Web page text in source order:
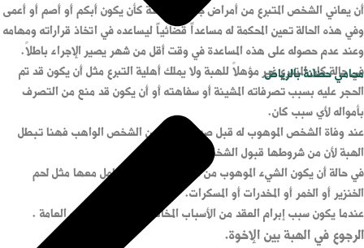
محامي حضانة بالرياض
أن يعاني الشخص المتبرع من أمراض جسدية مزمنة كأن يكون أبكم أو أصم أو أعمى
وفي هذه الحالة تعين المحكمة له مساعداً قضائياً ليساعده في اتخاذ قراراته ومهامه
وعند عدم حصوله على هذه المساعدة في وقت أقل من شهر يصير الإجراء باطلاً.
في حالة كان المتبرع غير مؤهلاً للهبة ولا يملك أهلية التبرع مثل أن يكون قد تم
الحجر عليه بسبب تصرفاته المشينة أو سفاهته أو أن يكون قد منع من التصرف
بأمواله لأي سبب كان.
عند وفاة الشخص الموهوب له قبل صدور الهبة من الشخص الواهب فهنا تبطل
الهبة لأن من شروطها قبول الشخص الموهوب له.
في حالة أن يكون الشيء الموهوب من الأشياء الممنوع التعامل معها مثل لحم
الخنزير أو الخمر أو المخدرات أو المسكرات.
عندما يكون سبب إبرام العقد من الأسباب المخالفة للنظام أو الآداب العامة .
الرجوع في الهبة بين الإخوة.